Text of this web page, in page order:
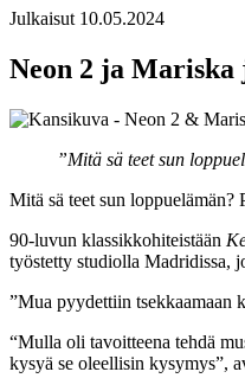
Julkaisut 10.05.2024
Neon 2 ja Mariska
”Mitä sä teet sun
Mitä sä teet sun loppuelämän?
90-luvun klassikkohiteistään
työstetty studiolla Madridissa,
”Mua pyydettiin tsekkaamaan
“Mulla oli tavoitteena tehdä
kysyä se oleellisin kysymys”,